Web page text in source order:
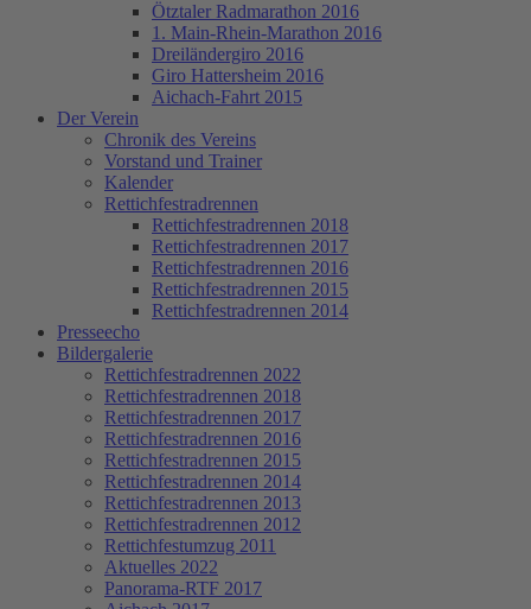
Ötztaler Radmarathon 2016
1. Main-Rhein-Marathon 2016
Dreiländergiro 2016
Giro Hattersheim 2016
Aichach-Fahrt 2015
Der Verein
Chronik des Vereins
Vorstand und Trainer
Kalender
Rettichfestradrennen
Rettichfestradrennen 2018
Rettichfestradrennen 2017
Rettichfestradrennen 2016
Rettichfestradrennen 2015
Rettichfestradrennen 2014
Presseecho
Bildergalerie
Rettichfestradrennen 2022
Rettichfestradrennen 2018
Rettichfestradrennen 2017
Rettichfestradrennen 2016
Rettichfestradrennen 2015
Rettichfestradrennen 2014
Rettichfestradrennen 2013
Rettichfestradrennen 2012
Rettichfestumzug 2011
Aktuelles 2022
Panorama-RTF 2017